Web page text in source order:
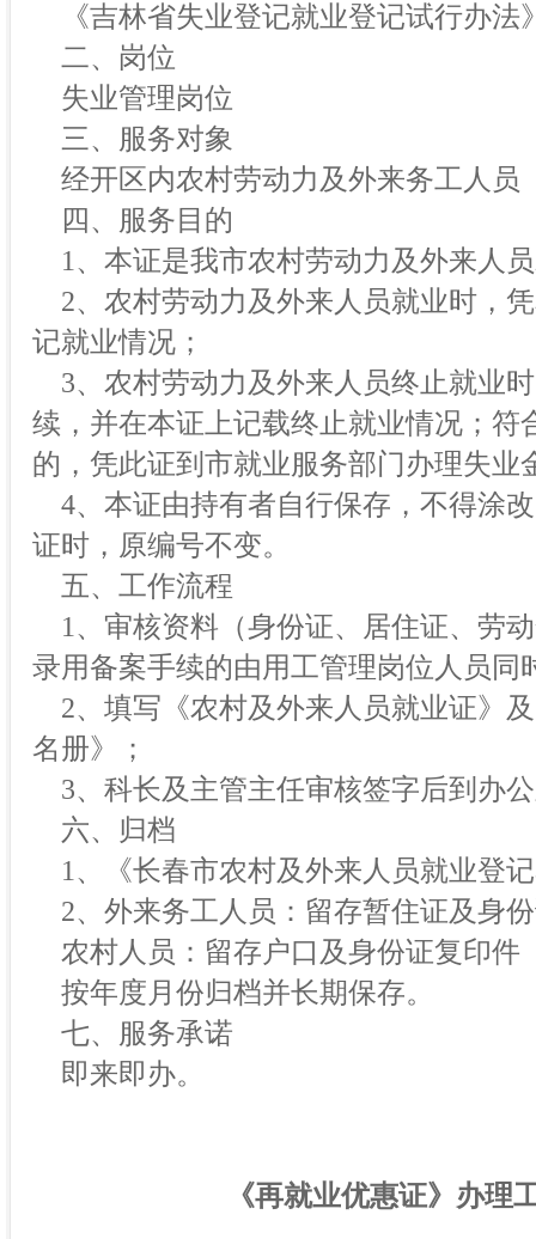
《吉林省失业登记就业登记试行办法
二、岗位
失业管理岗位
三、服务对象
经开区内农村劳动力及外来务工人员
四、服务目的
1、本证是我市农村劳动力及外来人
2、农村劳动力及外来人员就业时，
记就业情况；
3、农村劳动力及外来人员终止就业
续，并在本证上记载终止就业情况；符
的，凭此证到市就业服务部门办理失业
4、本证由持有者自行保存，不得涂
证时，原编号不变。
五、工作流程
1、审核资料（身份证、居住证、劳
录用备案手续的由用工管理岗位人员同
2、填写《农村及外来人员就业证》
名册》；
3、科长及主管主任审核签字后到办
六、归档
1、《长春市农村及外来人员就业登
2、外来务工人员：留存暂住证及身
农村人员：留存户口及身份证复印件
按年度月份归档并长期保存。
七、服务承诺
即来即办。
《再就业优惠证》办理工